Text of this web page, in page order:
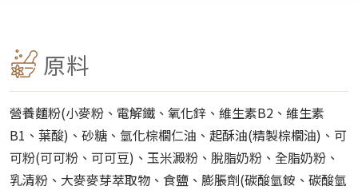
原料
營養麵粉(小麥粉、電解鐵、氧化鋅、維生素B2、維生素
B1、葉酸)、砂糖、氫化棕櫚仁油、起酥油(精製棕櫚油)、可
可粉(可可粉、可可豆)、玉米澱粉、脫脂奶粉、全脂奶粉、
乳清粉、大麥麥芽萃取物、食鹽、膨脹劑(碳酸氫銨、碳酸氫